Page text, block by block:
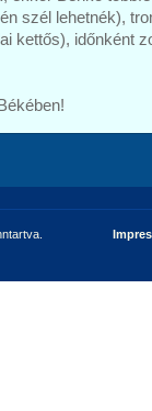
szél lehetnék),
kettős), időnként